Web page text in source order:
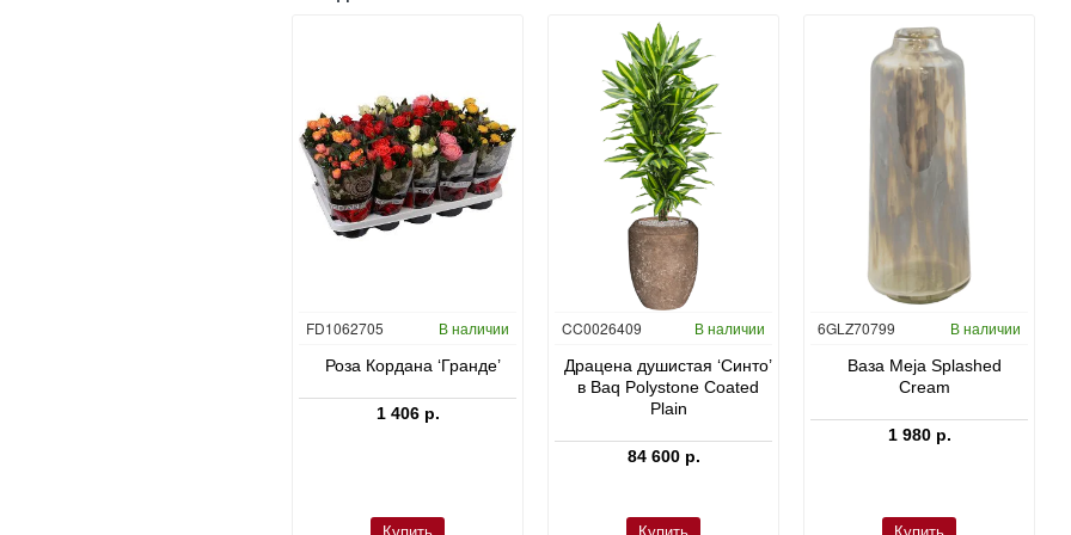
FD1062705 В наличии
Роза Кордана ‘Гранде’
1 406 р.
CC0026409 В наличии
Драцена душистая ‘Синто’
в Baq Polystone Coated
Plain
84 600 р.
6GLZ70799 В наличии
Ваза Meja Splashed
Cream
1 980 р.